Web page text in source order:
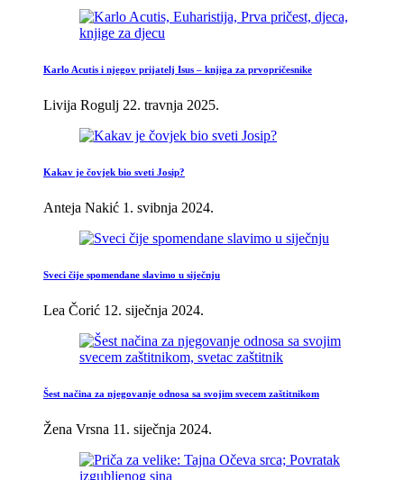
Karlo Acutis i njegov prijatelj Isus – knjiga za prvopričesnike
Livija Rogulj 22. travnja 2025.
Kakav je čovjek bio sveti Josip?
Anteja Nakić 1. svibnja 2024.
Sveci čije spomendane slavimo u siječnju
Lea Čorić 12. siječnja 2024.
Šest načina za njegovanje odnosa sa svojim svecem zaštitnikom
Žena Vrsna 11. siječnja 2024.